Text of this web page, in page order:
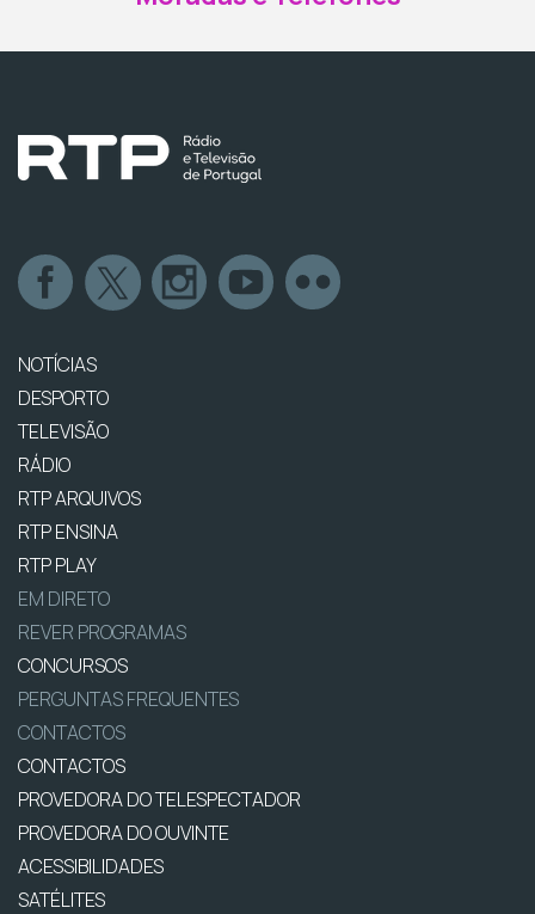
NOTÍCIAS
DESPORTO
TELEVISÃO
RÁDIO
RTP ARQUIVOS
RTP ENSINA
RTP PLAY
EM DIRETO
REVER PROGRAMAS
CONCURSOS
PERGUNTAS FREQUENTES
CONTACTOS
CONTACTOS
PROVEDORA DO TELESPECTADOR
PROVEDORA DO OUVINTE
ACESSIBILIDADES
SATÉLITES